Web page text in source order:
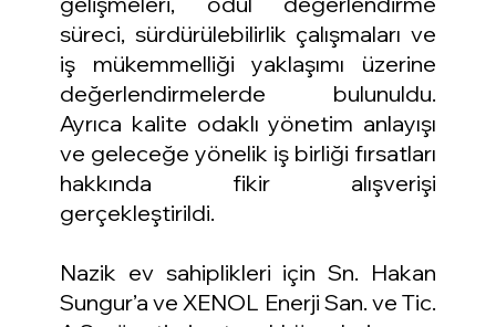
süreci, sürdürülebilirlik çalışmaları ve
iş mükemmelliği yaklaşımı üzerine
değerlendirmelerde bulunuldu.
Ayrıca kalite odaklı yönetim anlayışı
ve geleceğe yönelik iş birliği fırsatları
hakkında fikir alışverişi
gerçekleştirildi.
Nazik ev sahiplikleri için Sn. Hakan
Sungur’a ve XENOL Enerji San. ve Tic.